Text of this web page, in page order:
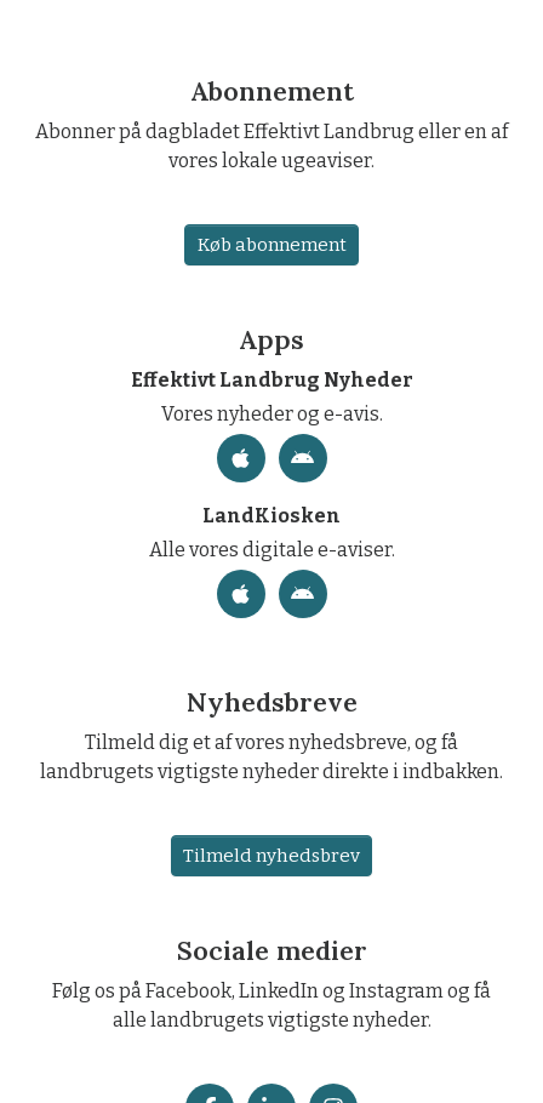
Abonnement
Abonner på dagbladet Effektivt Landbrug eller en af
vores lokale ugeaviser.
Køb abonnement
Apps
Effektivt Landbrug Nyheder
Vores nyheder og e-avis.
LandKiosken
Alle vores digitale e-aviser.
Nyhedsbreve
Tilmeld dig et af vores nyhedsbreve, og få
landbrugets vigtigste nyheder direkte i indbakken.
Tilmeld nyhedsbrev
Sociale medier
Følg os på Facebook, LinkedIn og Instagram og få
alle landbrugets vigtigste nyheder.